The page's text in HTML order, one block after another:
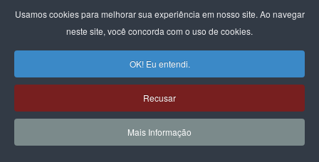
Usamos cookies para melhorar sua experiência em nosso site. Ao navegar
neste site, você concorda com o uso de cookies.
OK! Eu entendi.
Recusar
Mais Informação